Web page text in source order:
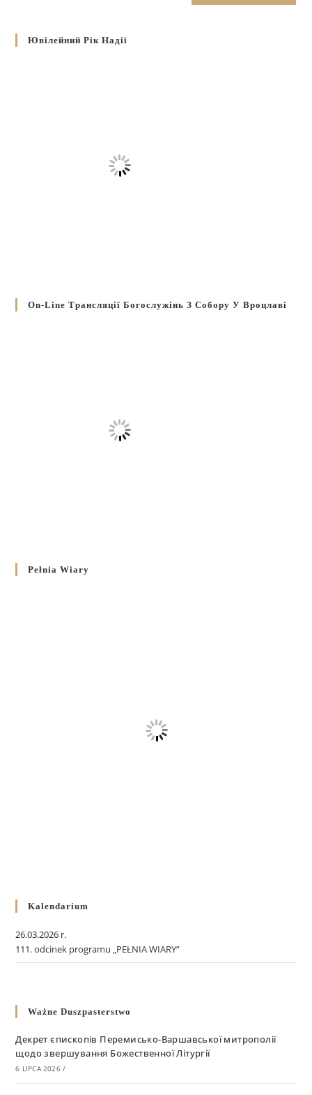
Ювілейний Рік Надії
On-Line Трансляції Богослужінь З Собору У Вроцлаві
Pełnia Wiary
Kalendarium
26.03.2026 r.
111. odcinek programu „PEŁNIA WIARY”
Ważne Duszpasterstwo
Декрет єпископів Перемисько-Варшавської митрополії
щодо звершування Божественної Літургії
6 LIPCA 2026 /